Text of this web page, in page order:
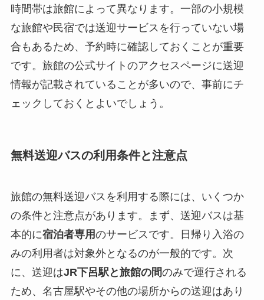
時間帯は旅館によって異なります。一部の小規模
な旅館や民宿では送迎サービスを行っていない場
合もあるため、予約時に確認しておくことが重要
です。旅館の公式サイトのアクセスページに送迎
情報が記載されていることが多いので、事前にチ
ェックしておくとよいでしょう。
無料送迎バスの利用条件と注意点
旅館の無料送迎バスを利用する際には、いくつか
の条件と注意点があります。まず、送迎バスは基
本的に宿泊者専用のサービスです。日帰り入浴の
みの利用者は対象外となるのが一般的です。次
に、送迎はJR下呂駅と旅館の間のみで運行される
ため、名古屋駅やその他の場所からの送迎はあり